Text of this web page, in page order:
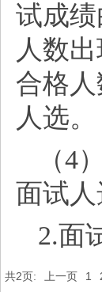
试成
人数
合格
人选。
（4
面试人
2.面
共2页: 上一页 1